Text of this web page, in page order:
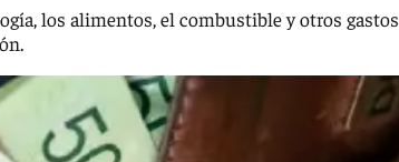
los alimentos, el combustible y otros gastos